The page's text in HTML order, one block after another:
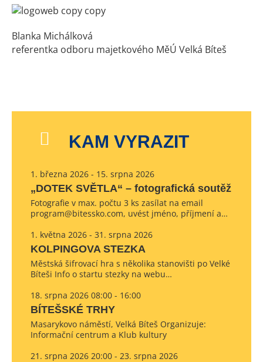
Blanka Michálková
referentka odboru majetkového MěÚ Velká Bíteš
KAM VYRAZIT
1. března 2026 - 15. srpna 2026
„DOTEK SVĚTLA“ – fotografická soutěž
Fotografie v max. počtu 3 ks zasílat na email
program@bitessko.com, uvést jméno, příjmení a…
1. května 2026 - 31. srpna 2026
KOLPINGOVA STEZKA
Městská šifrovací hra s několika stanovišti po Velké
Bíteši Info o startu stezky na webu…
18. srpna 2026 08:00 - 16:00
BÍTEŠSKÉ TRHY
Masarykovo náměstí, Velká Bíteš Organizuje:
Informační centrum a Klub kultury
21. srpna 2026 20:00 - 23. srpna 2026